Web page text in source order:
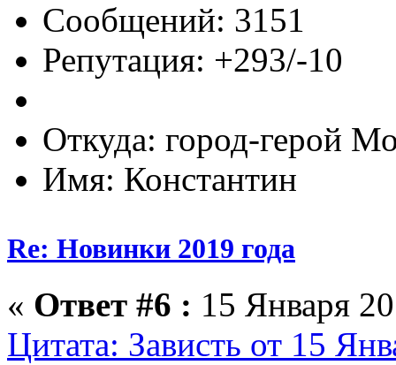
Сообщений: 3151
Репутация: +293/-10
Откуда: город-герой
Имя: Константин
Re: Новинки 2019 года
« Ответ #6 : 15 Января
Цитата: Зависть от 15